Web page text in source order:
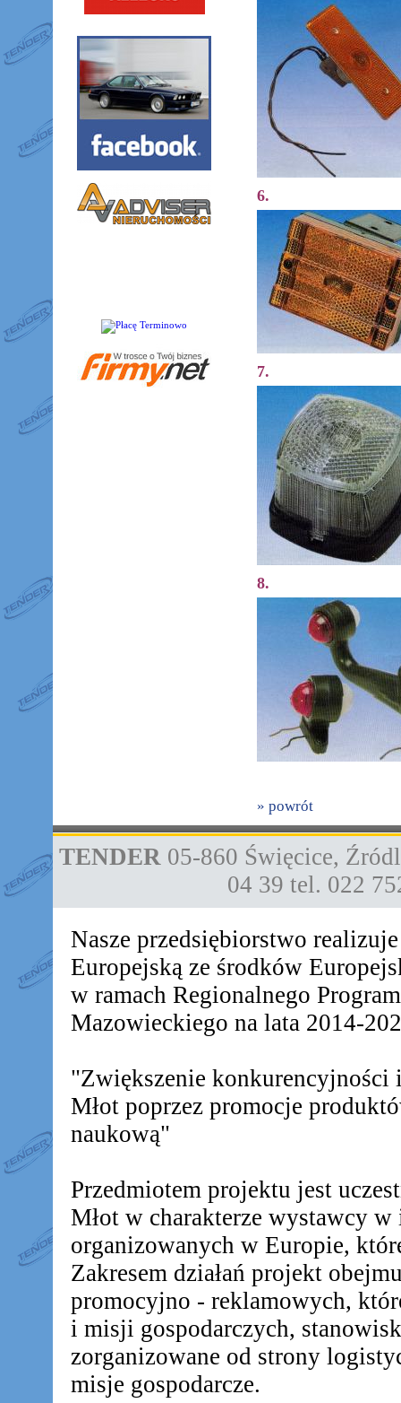
6.
7.
8.
» powrót
TENDER 05-860 Święcice,
04 39 tel. 022
Nasze przedsiębiorstwo
Europejską ze środków
w ramach Regionalnego
Mazowieckiego na lata 2014-
"Zwiększenie
Młot poprzez promocje
naukową"
Przedmiotem projektu jest
Młot w charakterze wystawcy
organizowanych w Europie,
Zakresem działań projekt
promocyjno - reklamowych,
i misji gospodarczych,
zorganizowane od strony
misje gospodarcze.